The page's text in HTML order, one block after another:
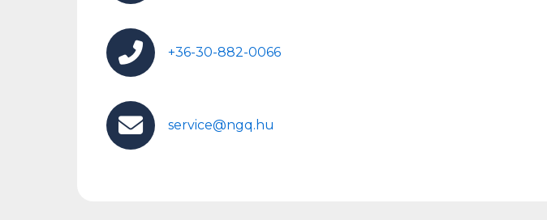
+36-30-882-0066
service@ngq.hu